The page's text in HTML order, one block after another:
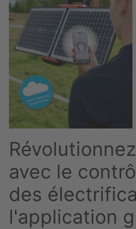
avec le
des
l'application